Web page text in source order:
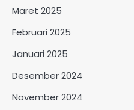
Maret 2025
Februari 2025
Januari 2025
Desember 2024
November 2024